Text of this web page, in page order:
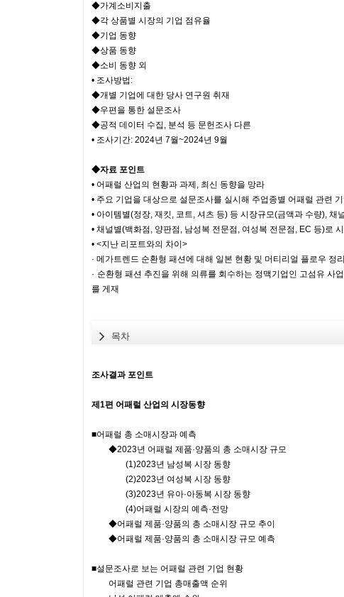
◆가계소비지출
◆각 상품별 시장의 기업 점유율
◆기업 동향
◆상품 동향
◆소비 동향 외
• 조사방법:
◆개별 기업에 대한 당사 연구원 취재
◆우편을 통한 설문조사
◆공적 데이터 수집, 분석 등 문헌조사 다른
• 조사기간: 2024년 7월~2024년 9월
◆자료 포인트
• 어패럴 산업의 현황과 과제, 최신 동향을 망라
• 주요 기업을 대상으로 설문조사를 실시해 주업종별 어패럴 관련
• 아이템별(정장, 재킷, 코트, 셔츠 등) 등 시장규모(금액과 수량), 채
• 채널별(백화점, 양판점, 남성복 전문점, 여성복 전문점, EC 등)로
• <지난 리포트와의 차이>
· 메가트렌드 순환형 패션에 대해 일본 현황 및 머티리얼 플로우 정리
· 순환형 패션 추진을 위해 의류를 회수하는 정맥기업인 고섬유
를 게재
목차
조사결과 포인트
제1편 어패럴 산업의 시장동향
■어패럴 총 소매시장과 예측
◆2023년 어패럴 제품·양품의 총 소매시장 규모
(1)2023년 남성복 시장 동향
(2)2023년 여성복 시장 동향
(3)2023년 유아·아동복 시장 동향
(4)어패럴 시장의 예측·전망
◆어패럴 제품·양품의 총 소매시장 규모 추이
◆어패럴 제품·양품의 총 소매시장 규모 예측
■설문조사로 보는 어패럴 관련 기업 현황
어패럴 관련 기업 총매출액 순위